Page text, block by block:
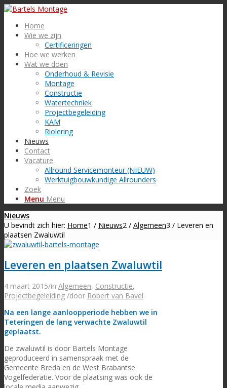
Home
Wie we zijn
Certificeringen
Hoe we werken
Wat we doen
Onderhoud & Revisie
Montage
Constructie
Watertechniek
Projectbegeleiding
KAM
Riolering
Nieuws
Contact
Vacature
Allround Servicemonteur (NIEUW)
Werktuigbouwkundige Allrounders
Zoek
Menu Menu
Nieuws
U bevindt zich hier: Home1 / Nieuws2 / Algemeen3 / Leveren en
plaatsen Zwaluwtil
Leveren en plaatsen Zwaluwtil
4 maart 2015/in Algemeen, Constructie,
Projectbegeleiding /door Robert van Bavel
Na een lange aanloopperiode hebben we in
Teteringen de lang verwachte Zwaluwtil
geplaatst.
De zwaluwtil is door Bartels Montage
geproduceerd in samenspraak met de
Gemeente Breda en de West Brabantse
Vogelfederatie. Voor de plaatsing was ook de